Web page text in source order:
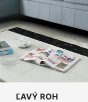
ĽAVÝ ROH